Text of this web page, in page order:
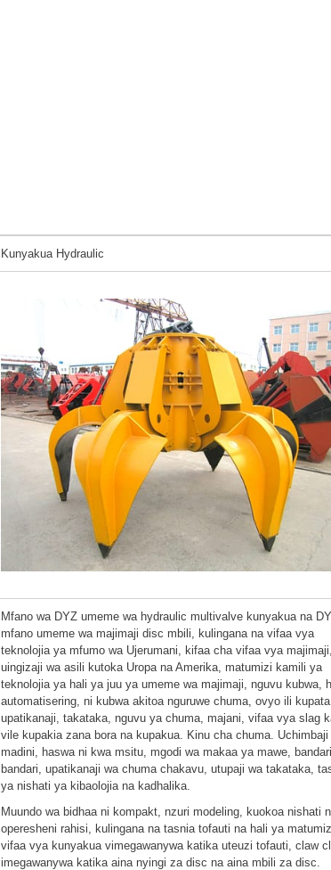
Kunyakua Hydraulic
Mfano wa DYZ umeme wa hydraulic multivalve kunyakua na DY
mfano umeme wa majimaji disc mbili, kulingana na vifaa vya
teknolojia ya mfumo wa Ujerumani, kifaa cha vifaa vya
uingizaji wa asili kutoka Uropa na Amerika, matumizi kamili ya
teknolojia ya hali ya juu ya umeme wa majimaji, nguvu kubwa,
automatisering, ni kubwa akitoa nguruwe chuma, ovyo ili kupata
upatikanaji, takataka, nguvu ya chuma, majani, vifaa vya slag
vile kupakia zana bora na kupakua. Kinu cha chuma. Uchimbaji
madini, haswa ni kwa msitu, mgodi wa makaa ya mawe,
bandari, upatikanaji wa chuma chakavu, utupaji wa takataka,
ya nishati ya kibaolojia na kadhalika.
Muundo wa bidhaa ni kompakt, nzuri modeling, kuokoa nishati
operesheni rahisi, kulingana na tasnia tofauti na hali ya
vifaa vya kunyakua vimegawanywa katika uteuzi tofauti, claw
imegawanywa katika aina nyingi za disc na aina mbili za disc.